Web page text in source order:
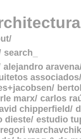
search_
alejandro aravena
associados
marx carlos
chipperfield
dieste estudio
warchavchik